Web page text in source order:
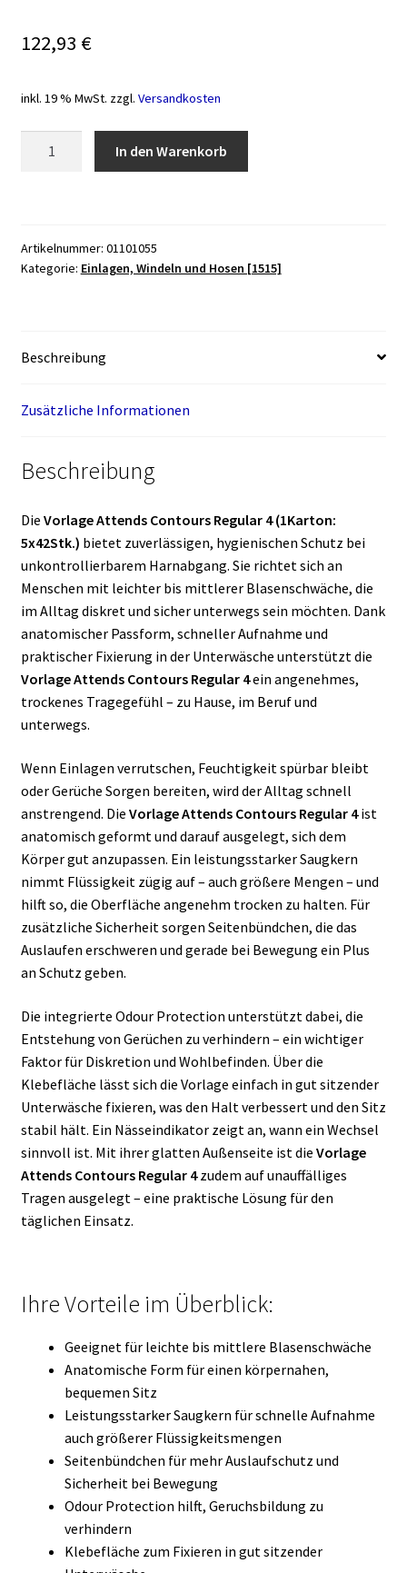
122,93 €
inkl. 19 % MwSt. zzgl. Versandkosten
(1Karton:
5x42Stk.)
In den Warenkorb
Artikelnummer: 01101055
Kategorie: Einlagen, Windeln und Hosen [1515]
Beschreibung
Zusätzliche Informationen
Beschreibung
Die Vorlage Attends Contours Regular 4 (1Karton:
5x42Stk.) bietet zuverlässigen, hygienischen Schutz bei
unkontrollierbarem Harnabgang. Sie richtet sich an
Menschen mit leichter bis mittlerer Blasenschwäche, die
im Alltag diskret und sicher unterwegs sein möchten. Dank
anatomischer Passform, schneller Aufnahme und
praktischer Fixierung in der Unterwäsche unterstützt die
Vorlage Attends Contours Regular 4ein angenehmes,
trockenes Tragegefühl – zu Hause, im Beruf und
unterwegs.
Wenn Einlagen verrutschen, Feuchtigkeit spürbar bleibt
oder Gerüche Sorgen bereiten, wird der Alltag schnell
anstrengend. Die Vorlage Attends Contours Regular 4ist
anatomisch geformt und darauf ausgelegt, sich dem
Körper gut anzupassen. Ein leistungsstarker Saugkern
nimmt Flüssigkeit zügig auf – auch größere Mengen – und
hilft so, die Oberfläche angenehm trocken zu halten. Für
zusätzliche Sicherheit sorgen Seitenbündchen, die das
Auslaufen erschweren und gerade bei Bewegung ein Plus
an Schutz geben.
Die integrierte Odour Protection unterstützt dabei, die
Entstehung von Gerüchen zu verhindern – ein wichtiger
Faktor für Diskretion und Wohlbefinden. Über die
Klebefläche lässt sich die Vorlage einfach in gut sitzender
Unterwäsche fixieren, was den Halt verbessert und den Sitz
stabil hält. Ein Nässeindikator zeigt an, wann ein Wechsel
sinnvoll ist. Mit ihrer glatten Außenseite ist die Vorlage
Attends Contours Regular 4zudem auf unauffälliges
Tragen ausgelegt – eine praktische Lösung für den
täglichen Einsatz.
Ihre Vorteile im Überblick:
Geeignet für leichte bis mittlere Blasenschwäche
Anatomische Form für einen körpernahen,
bequemen Sitz
Leistungsstarker Saugkern für schnelle Aufnahme
auch größerer Flüssigkeitsmengen
Seitenbündchen für mehr Auslaufschutz und
Sicherheit bei Bewegung
Odour Protection hilft, Geruchsbildung zu
verhindern
Klebefläche zum Fixieren in gut sitzender